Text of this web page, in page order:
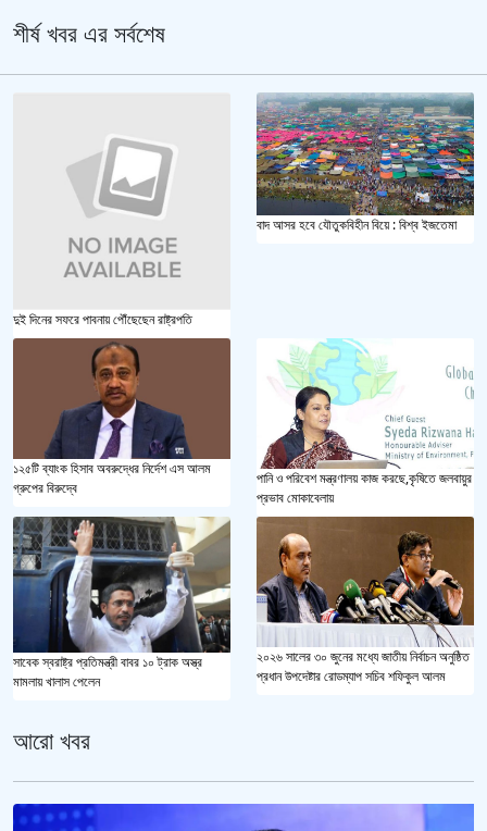
শীর্ষ খবর এর সর্বশেষ
দুই দিনের সফরে পাবনায় পৌঁছেছেন রাষ্ট্রপতি
বাদ আসর হবে যৌতুকবিহীন বিয়ে : বিশ্ব ইজতেমা
১২৫টি ব্যাংক হিসাব অবরুদ্ধের নির্দেশ এস আলম
গ্রুপের বিরুদ্বে
পানি ও পরিবেশ মন্ত্রণালয় কাজ করছে,কৃষিতে জলবায়ুর
প্রভাব মোকাবেলায়
সাবেক স্বরাষ্ট্র প্রতিমন্ত্রী বাবর ১০ ট্রাক অস্ত্র
মামলায় খালাস পেলেন
২০২৬ সালের ৩০ জুনের মধ্যে জাতীয় নির্বাচন অনুষ্ঠিত
প্রধান উপদেষ্টার রোডম্যাপ সচিব শফিকুল আলম
আরো খবর